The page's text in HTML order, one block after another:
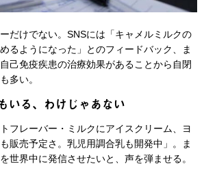
だけでない。SNSには「キャメルミルクの
るようになった」とのフィードバック、ま
己免疫疾患の治療効果があることから自閉
多い。
いる、わけじゃあない
フレーバー・ミルクにアイスクリーム、ヨ
販売予定さ。乳児用調合乳も開発中」。ま
世界中に発信させたいと、声を弾ませる。